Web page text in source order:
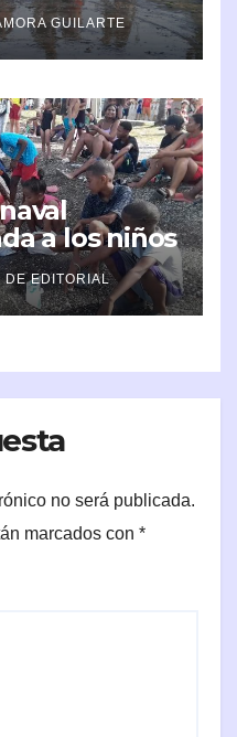
GUILARTE
a los niños
DE EDITORIAL
no será publicada.
marcados con *